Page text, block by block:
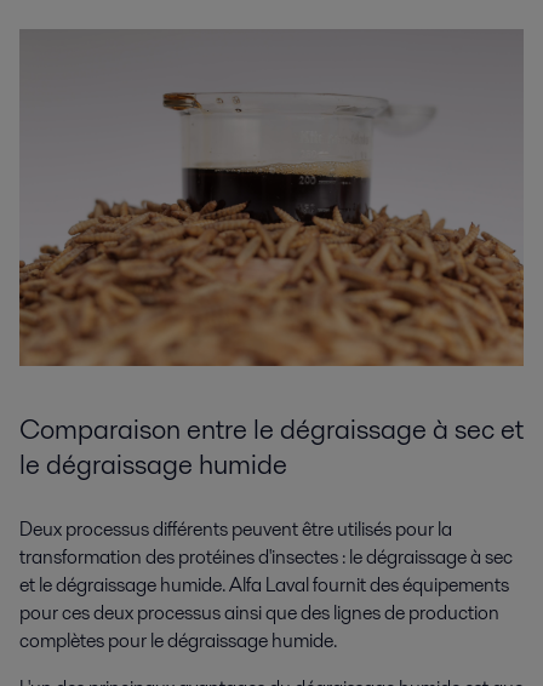
Comparaison entre le dégraissage à sec et
le dégraissage humide
Deux processus différents peuvent être utilisés pour la
transformation des protéines d'insectes : le dégraissage à sec
et le dégraissage humide. Alfa Laval fournit des équipements
pour ces deux processus ainsi que des lignes de production
complètes pour le dégraissage humide.